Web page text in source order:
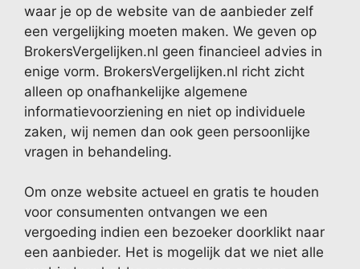
waar je op de website van de aanbieder zelf
een vergelijking moeten maken. We geven op
BrokersVergelijken.nl geen financieel advies in
enige vorm. BrokersVergelijken.nl richt zicht
alleen op onafhankelijke algemene
informatievoorziening en niet op individuele
zaken, wij nemen dan ook geen persoonlijke
vragen in behandeling.
Om onze website actueel en gratis te houden
voor consumenten ontvangen we een
vergoeding indien een bezoeker doorklikt naar
een aanbieder. Het is mogelijk dat we niet alle